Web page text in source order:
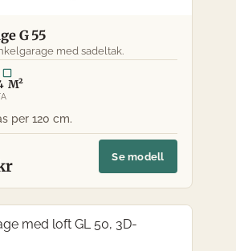
G 55
med sadeltak.
M²
Se modell